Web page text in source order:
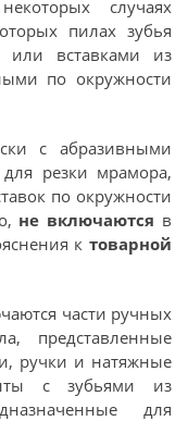
случаях
пилах зубья
или вставками из
по окружности
с абразивными
резки мрамора,
по окружности
не включаются в
к товарной
части ручных
представленные
ручки и натяжные
с зубьями из
для